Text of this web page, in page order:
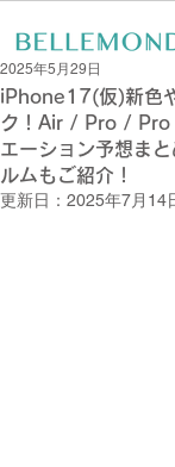
iPhone17(仮)新色
ク！Air / Pro / Pro
エーション予想ま
ルムもご紹介！
2025年5月29日
更新日： 2025年7月14